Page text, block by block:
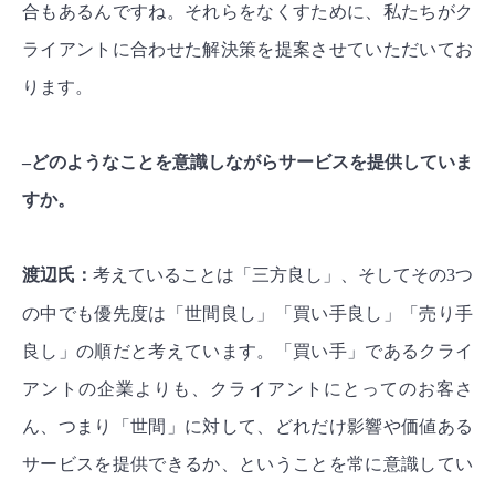
合もあるんですね。それらをなくすために、私たちがク
ライアントに合わせた解決策を提案させていただいてお
ります。
–どのようなことを意識しながらサービスを提供していま
すか。
渡辺氏： 考えていることは「三方良し」、そしてその3つ
の中でも優先度は「世間良し」「買い手良し」「売り手
良し」の順だと考えています。「買い手」であるクライ
アントの企業よりも、クライアントにとってのお客さ
ん、つまり「世間」に対して、どれだけ影響や価値ある
サービスを提供できるか、ということを常に意識してい